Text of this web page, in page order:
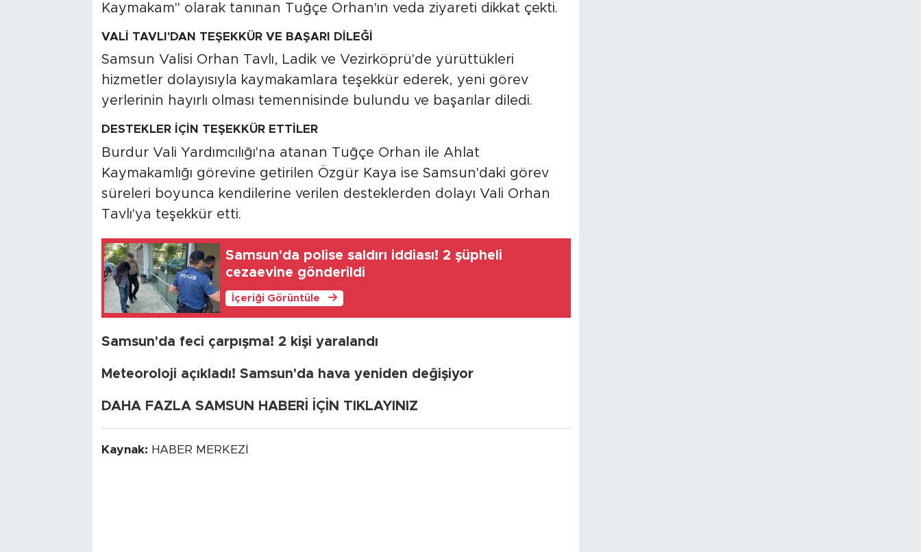
Kaymakam" olarak tanınan Tuğçe Orhan'ın veda ziyareti dikkat çekti.
VALİ TAVLI'DAN TEŞEKKÜR VE BAŞARI DİLEĞİ
Samsun Valisi Orhan Tavlı, Ladik ve Vezirköprü'de yürüttükleri
hizmetler dolayısıyla kaymakamlara teşekkür ederek, yeni görev
yerlerinin hayırlı olması temennisinde bulundu ve başarılar diledi.
DESTEKLER İÇİN TEŞEKKÜR ETTİLER
Burdur Vali Yardımcılığı'na atanan Tuğçe Orhan ile Ahlat
Kaymakamlığı görevine getirilen Özgür Kaya ise Samsun'daki görev
süreleri boyunca kendilerine verilen desteklerden dolayı Vali Orhan
Tavlı'ya teşekkür etti.
Samsun'da polise saldırı iddiası! 2 şüpheli
cezaevine gönderildi
İçeriği Görüntüle
Samsun'da feci çarpışma! 2 kişi yaralandı
Meteoroloji açıkladı! Samsun'da hava yeniden değişiyor
DAHA FAZLA SAMSUN HABERİ İÇİN TIKLAYINIZ
Kaynak: HABER MERKEZİ